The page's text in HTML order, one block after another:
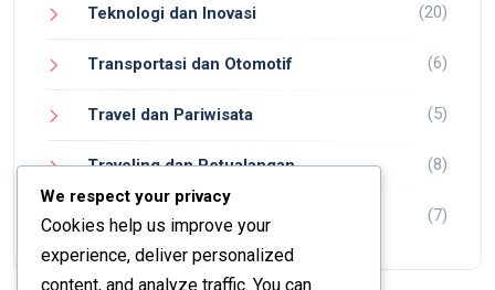
Teknologi dan Inovasi (20)
Transportasi dan Otomotif (6)
Travel dan Pariwisata (5)
Traveling dan Petualangan (8)
Wisata dan Petualangan (7)
We respect your privacy
Cookies help us improve your
experience, deliver personalized
content, and analyze traffic. You can